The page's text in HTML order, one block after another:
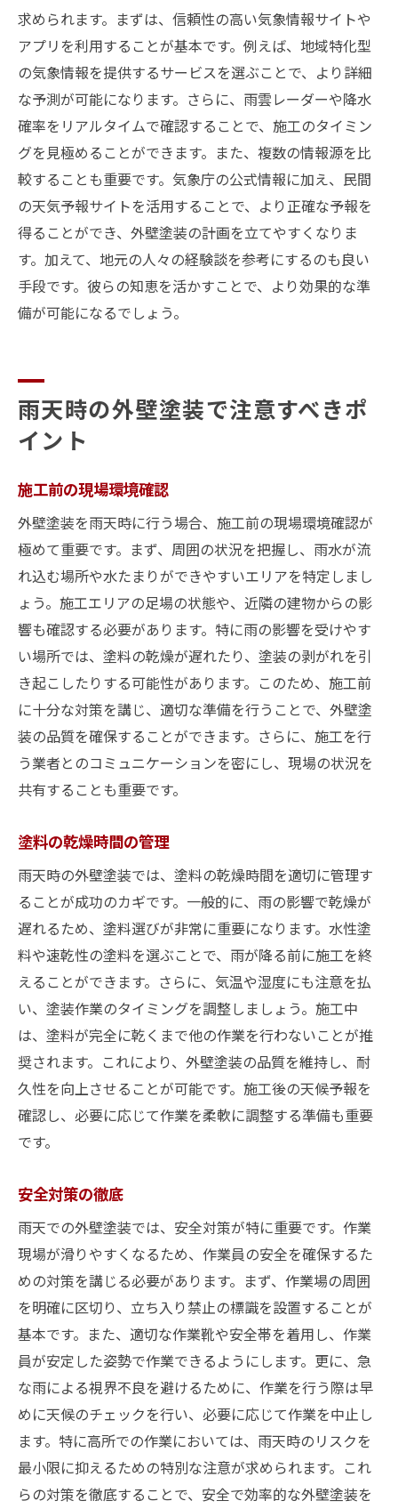
求められます。まずは、信頼性の高い気象情報サイトや
アプリを利用することが基本です。例えば、地域特化型
の気象情報を提供するサービスを選ぶことで、より詳細
な予測が可能になります。さらに、雨雲レーダーや降水
確率をリアルタイムで確認することで、施工のタイミン
グを見極めることができます。また、複数の情報源を比
較することも重要です。気象庁の公式情報に加え、民間
の天気予報サイトを活用することで、より正確な予報を
得ることができ、外壁塗装の計画を立てやすくなりま
す。加えて、地元の人々の経験談を参考にするのも良い
手段です。彼らの知恵を活かすことで、より効果的な準
備が可能になるでしょう。
雨天時の外壁塗装で注意すべきポ
イント
施工前の現場環境確認
外壁塗装を雨天時に行う場合、施工前の現場環境確認が
極めて重要です。まず、周囲の状況を把握し、雨水が流
れ込む場所や水たまりができやすいエリアを特定しまし
ょう。施工エリアの足場の状態や、近隣の建物からの影
響も確認する必要があります。特に雨の影響を受けやす
い場所では、塗料の乾燥が遅れたり、塗装の剥がれを引
き起こしたりする可能性があります。このため、施工前
に十分な対策を講じ、適切な準備を行うことで、外壁塗
装の品質を確保することができます。さらに、施工を行
う業者とのコミュニケーションを密にし、現場の状況を
共有することも重要です。
塗料の乾燥時間の管理
雨天時の外壁塗装では、塗料の乾燥時間を適切に管理す
ることが成功のカギです。一般的に、雨の影響で乾燥が
遅れるため、塗料選びが非常に重要になります。水性塗
料や速乾性の塗料を選ぶことで、雨が降る前に施工を終
えることができます。さらに、気温や湿度にも注意を払
い、塗装作業のタイミングを調整しましょう。施工中
は、塗料が完全に乾くまで他の作業を行わないことが推
奨されます。これにより、外壁塗装の品質を維持し、耐
久性を向上させることが可能です。施工後の天候予報を
確認し、必要に応じて作業を柔軟に調整する準備も重要
です。
安全対策の徹底
雨天での外壁塗装では、安全対策が特に重要です。作業
現場が滑りやすくなるため、作業員の安全を確保するた
めの対策を講じる必要があります。まず、作業場の周囲
を明確に区切り、立ち入り禁止の標識を設置することが
基本です。また、適切な作業靴や安全帯を着用し、作業
員が安定した姿勢で作業できるようにします。更に、急
な雨による視界不良を避けるために、作業を行う際は早
めに天候のチェックを行い、必要に応じて作業を中止し
ます。特に高所での作業においては、雨天時のリスクを
最小限に抑えるための特別な注意が求められます。これ
らの対策を徹底することで、安全で効率的な外壁塗装を